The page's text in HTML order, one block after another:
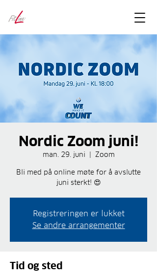
Nordic Zoom juni!
man. 29. juni
  |
Zoom
Bli med på online møte for å avslutte
juni sterkt! 😍
Registreringen er lukket
Se andre arrangementer
Tid og sted